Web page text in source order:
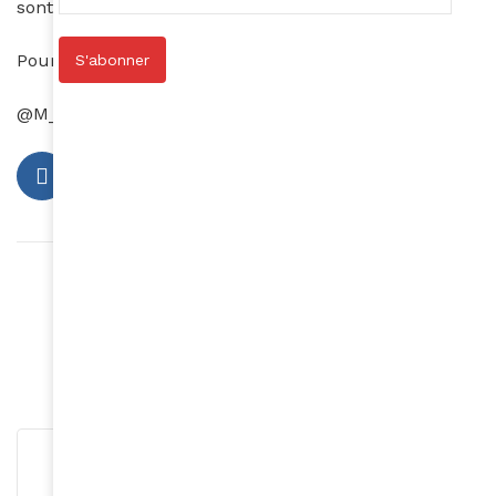
sont décédés. La donne a changé !
Pour en savoir plus :
@M_R
S'abonner